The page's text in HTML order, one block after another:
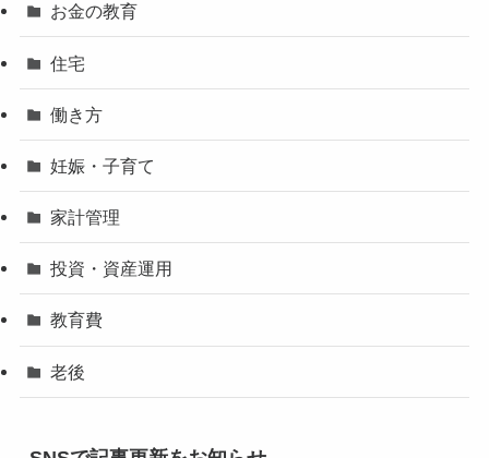
お金の教育
住宅
働き方
妊娠・子育て
家計管理
投資・資産運用
教育費
老後